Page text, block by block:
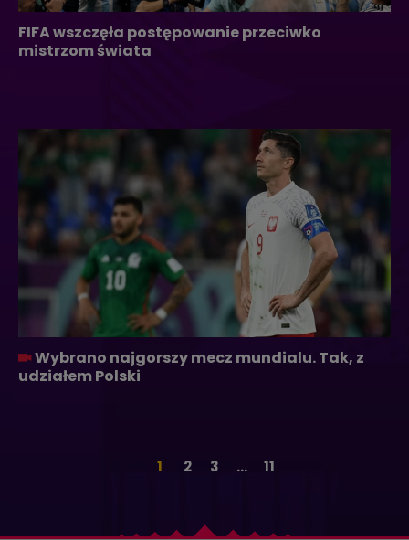
FIFA wszczęła postępowanie przeciwko
mistrzom świata
Wybrano najgorszy mecz mundialu. Tak, z
udziałem Polski
1 2 3 ... 11